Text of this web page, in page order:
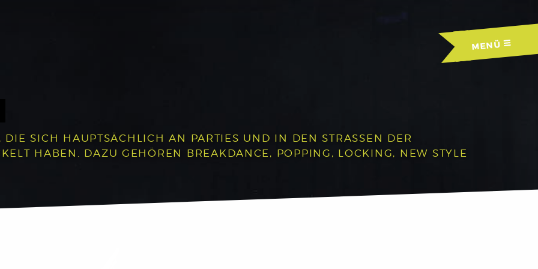
MENÜ
SICH HAUPTSÄCHLICH AN PARTIES UND IN DEN STRASSEN DER A
HABEN. DAZU GEHÖREN BREAKDANCE, POPPING, LOCKING, NEW STYLE U